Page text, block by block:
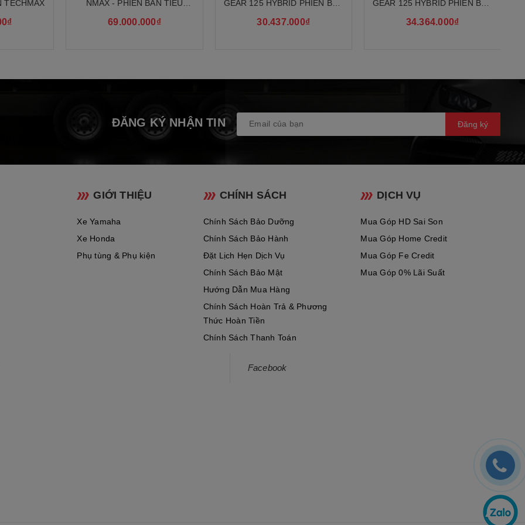
TECHMAX
NMAX - PHIÊN BẢN TIÊU
CHUẨN
69.000.000₫
GEAR 125 HYBRID PHIÊN BẢN
TIÊU CHUẨN
30.437.000₫
GEAR 125 HYBRID PHIÊN BẢN
CAO CẤP
34.364.000₫
ĐĂNG KÝ NHẬN TIN Đăng ký
GIỚI THIỆU
Xe Yamaha
Xe Honda
Phụ tùng & Phụ kiện
CHÍNH SÁCH
Chính Sách Bảo Dưỡng
Chính Sách Bảo Hành
Đặt Lịch Hẹn Dịch Vụ
Chính Sách Bảo Mật
Hướng Dẫn Mua Hàng
Chính Sách Hoàn Trả & Phương
Thức Hoàn Tiền
Chính Sách Thanh Toán
DỊCH VỤ
Mua Góp HD Sai Son
Mua Góp Home Credit
Mua Góp Fe Credit
Mua Góp 0% Lãi Suất
Facebook